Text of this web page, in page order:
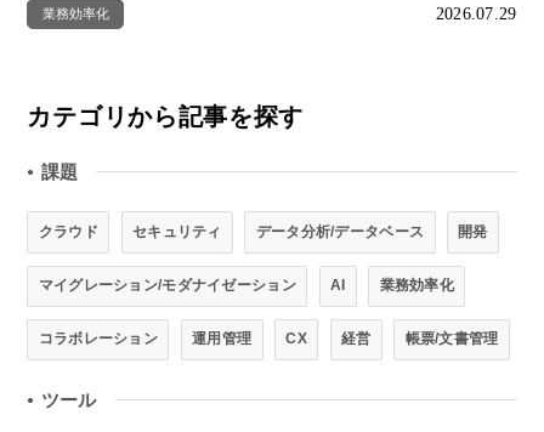
業務効率化 2026.07.29
カテゴリから記事を探す
● 課題
クラウド セキュリティ データ分析/データベース 開発
マイグレーション/モダナイゼーション AI 業務効率化
コラボレーション 運用管理 CX 経営 帳票/文書管理
● ツール